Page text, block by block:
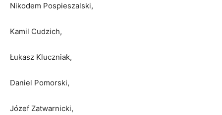
Nikodem Pospieszalski,
Kamil Cudzich,
Łukasz Kluczniak,
Daniel Pomorski,
Józef Zatwarnicki,